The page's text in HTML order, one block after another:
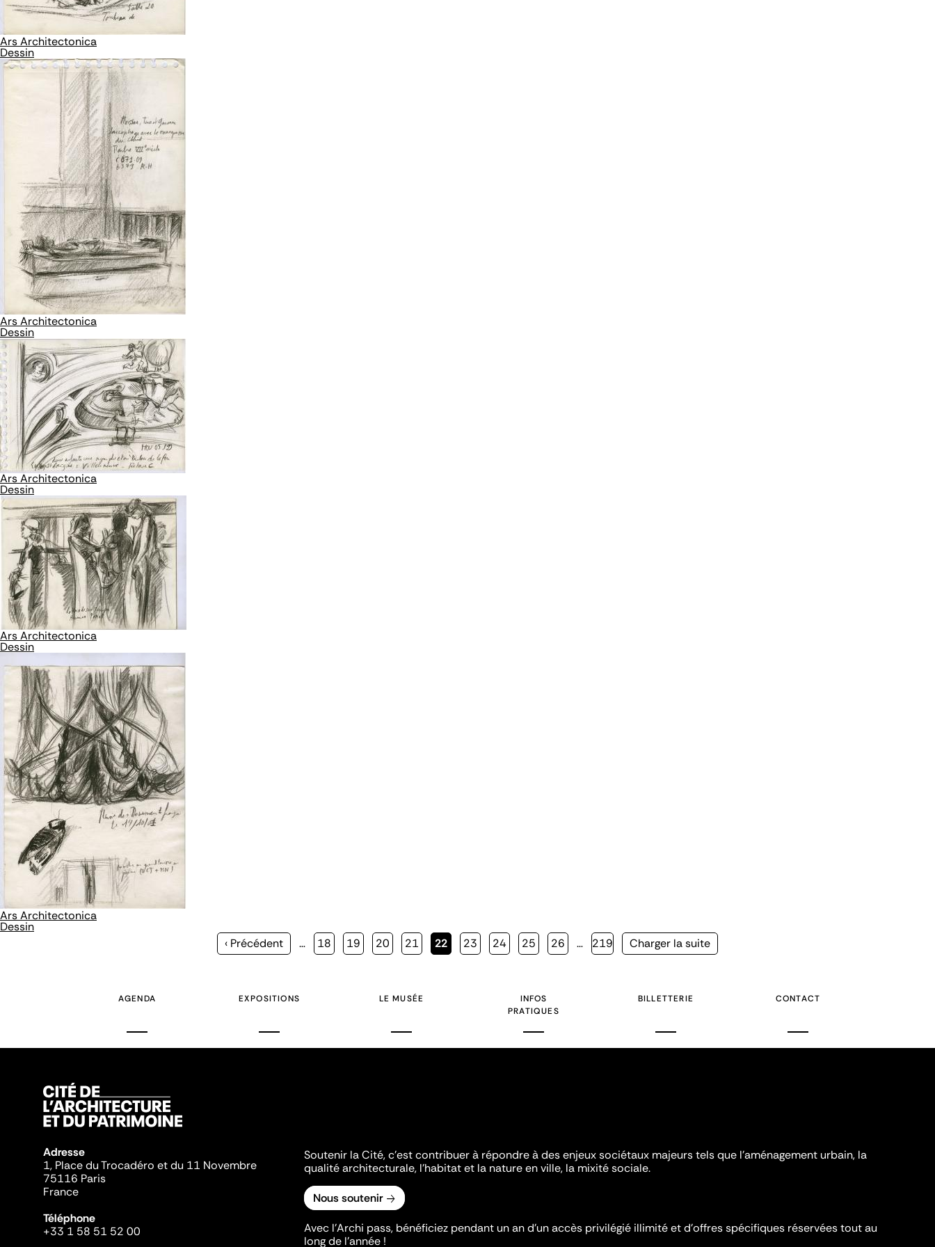
Ars Architectonica
Dessin
Ars Architectonica
Dessin
Ars Architectonica
Dessin
Ars Architectonica
Dessin
Ars Architectonica
Dessin
Page
‹ Précédent … Page
18 Page
19 Page
20 Page
21
Page
22 Page
23 Page
24 Page
25 Page
26 … Page
219
Page
Charger la suite
AGENDA EXPOSITIONS LE MUSÉE
INFOS
PRATIQUES
BILLETTERIE CONTACT
Adresse
1, Place du Trocadéro et du 11 Novembre
75116 Paris
France
Téléphone
+33 1 58 51 52 00
Soutenir la Cité, c'est contribuer à répondre à des enjeux sociétaux majeurs tels que l'aménagement urbain, la
qualité architecturale, l'habitat et la nature en ville, la mixité sociale.
Nous soutenir
Avec l’Archi pass, bénéficiez pendant un an d’un accès privilégié illimité et d’offres spécifiques réservées tout au
long de l’année !